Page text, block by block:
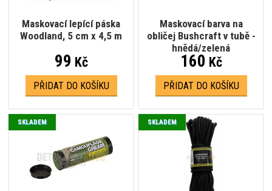
Maskovací lepící páska
Woodland, 5 cm x 4,5 m
99 Kč
PŘIDAT DO KOŠÍKU
Maskovací barva na
obličej Bushcraft v tubě -
hnědá/zelená
160 Kč
PŘIDAT DO KOŠÍKU
SKLADEM SKLADEM